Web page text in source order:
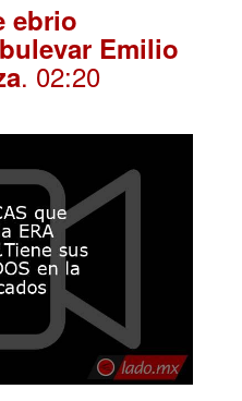
ebrio
Emilio
. 02:20